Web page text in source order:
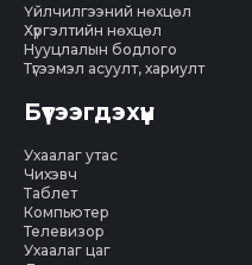
Үйлчилгээний нөхцөл
Хүргэлтийн нөхцөл
Нууцлалын бодлого
Түгээмэл асуулт, хариулт
Бүтээгдэхүүн
Ухаалаг утас
Чихэвч
Таблет
Компьютер
Телевизор
Ухаалаг цаг